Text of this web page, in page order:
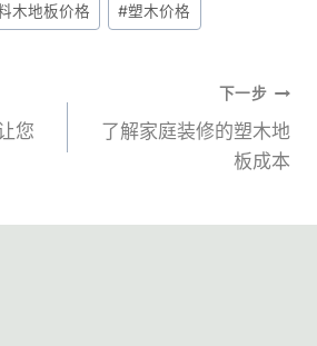
木地板价格 #塑木价格
您
下一步
了解家庭装修的塑木地
板成本